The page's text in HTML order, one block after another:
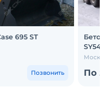
695 ST
Позвонить
Москва
По